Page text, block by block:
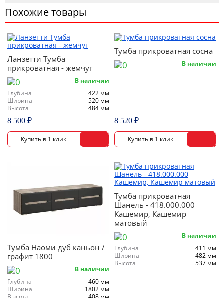
Похожие товары
Ланзетти Тумба
прикроватная - жемчуг
В наличии
Глубина
422 мм
Ширина
520 мм
Высота
484 мм
8 500 ₽
Тумба прикроватная сосна
В наличии
8 520 ₽
Тумба Наоми дуб каньон /
графит 1800
В наличии
Глубина
460 мм
Ширина
1802 мм
Тумба прикроватная
Шанель - 418.000.000
Кашемир, Кашемир
матовый
В наличии
Глубина
411 мм
Ширина
482 мм
Высота
537 мм